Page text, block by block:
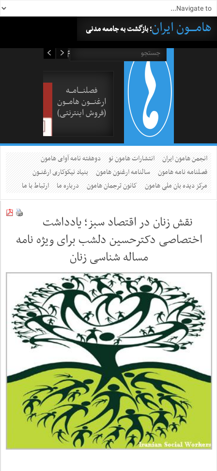
هامــــون ایران؛ بازگشت به جامعه مدنی
فصلنــــامـــه
ارغنــــون هامـــون
(فروش اینترنتی)
انجمن هامون ایران انتشارات هامون نو
دوهفته نامه آوای هامون
فصلنامه نامه هامون
سالنامه ارغنون هامون
بنیاد نیکوکاری ارغنــون
مرکز دیده بان ملی هامون
کانون ترجمان هامون درباره ما ارتباط با ما
نقش زنان در اقتصاد سبز؛ یادداشت
اختصاصی دکترحسین دلشب برای ویژه نامه
مساله شناسی زنان